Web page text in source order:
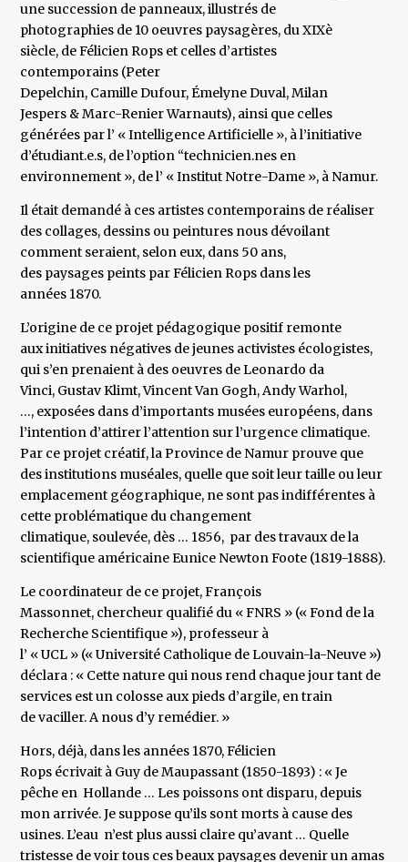
une succession de panneaux, illustrés de
photographies de 10 oeuvres paysagères, du XIXè
siècle, de Félicien Rops et celles d’artistes
contemporains (Peter
Depelchin, Camille Dufour, Émelyne Duval, Milan
Jespers & Marc-Renier Warnauts), ainsi que celles
générées par l’ « Intelligence Artificielle », à l’initiative
d’étudiant.e.s, de l’option “technicien.nes en
environnement », de l’ « Institut Notre-Dame », à Namur.
Il était demandé à ces artistes contemporains de réaliser
des collages, dessins ou peintures nous dévoilant
comment seraient, selon eux, dans 50 ans,
des paysages peints par Félicien Rops dans les
années 1870.
L’origine de ce projet pédagogique positif remonte
aux initiatives négatives de jeunes activistes écologistes,
qui s’en prenaient à des oeuvres de Leonardo da
Vinci, Gustav Klimt, Vincent Van Gogh, Andy Warhol,
…, exposées dans d’importants musées européens, dans
l’intention d’attirer l’attention sur l’urgence climatique.
Par ce projet créatif, la Province de Namur prouve que
des institutions muséales, quelle que soit leur taille ou leur
emplacement géographique, ne sont pas indifférentes à
cette problématique du changement
climatique, soulevée, dès … 1856, par des travaux de la
scientifique américaine Eunice Newton Foote (1819-1888).
Le coordinateur de ce projet, François
Massonnet, chercheur qualifié du « FNRS » (« Fond de la
Recherche Scientifique »), professeur à
l’ « UCL » (« Université Catholique de Louvain-la-Neuve »)
déclara : « Cette nature qui nous rend chaque jour tant de
services est un colosse aux pieds d’argile, en train
de vaciller. A nous d’y remédier. »
Hors, déjà, dans les années 1870, Félicien
Rops écrivait à Guy de Maupassant (1850-1893) : « Je
pêche en Hollande … Les poissons ont disparu, depuis
mon arrivée. Je suppose qu’ils sont morts à cause des
usines. L’eau n’est plus aussi claire qu’avant … Quelle
tristesse de voir tous ces beaux paysages devenir un amas